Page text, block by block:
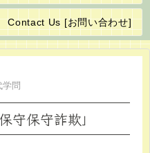
Contact Us [お問い合わせ]
学問
守保守詐欺」